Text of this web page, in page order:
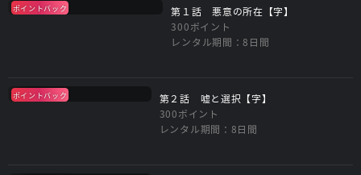
ポイントバック
第１話 悪意の所在【字】
300ポイント
レンタル期間：8日間
ポイントバック
第２話 嘘と選択【字】
300ポイント
レンタル期間：8日間